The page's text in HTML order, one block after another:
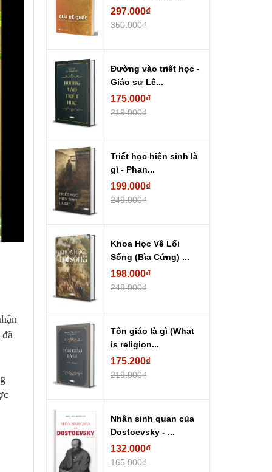
297.000₫
350.000₫
Đường vào triết học -
Giáo sư Lê...
175.000₫
219.000₫
Triết học hiện sinh là
gì - Phan...
199.000₫
249.000₫
Khoa Học Về Lối
Sống (Bìa Cứng) ...
198.000₫
248.000₫
Tôn giáo là gì (What
is religion...
175.200₫
219.000₫
Nhân sinh quan của
Dostoevsky - ...
132.000₫
165.000₫